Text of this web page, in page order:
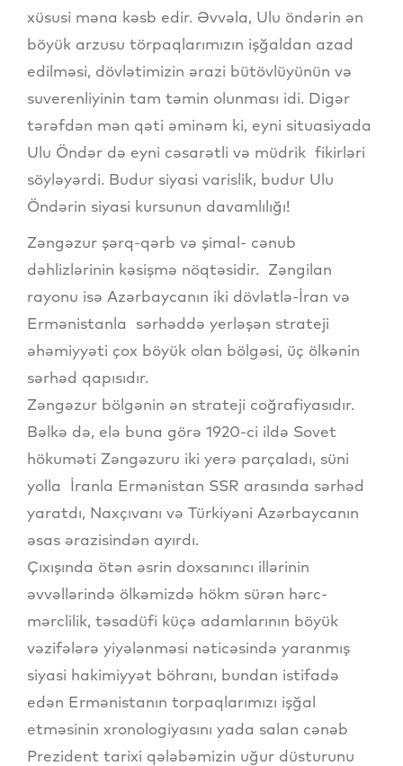
xüsusi məna kəsb edir. Əvvəla, Ulu öndərin ən
böyük arzusu törpaqlarımızın işğaldan azad
edilməsi, dövlətimizin ərazi bütövlüyünün və
suverenliyinin tam təmin olunması idi. Digər
tərəfdən mən qəti əminəm ki, eyni situasiyada
Ulu Öndər də eyni cəsarətli və müdrik fikirləri
söyləyərdi. Budur siyasi varislik, budur Ulu
Öndərin siyasi kursunun davamlılığı!
Zəngəzur şərq-qərb və şimal- cənub
dəhlizlərinin kəsişmə nöqtəsidir. Zəngilan
rayonu isə Azərbaycanın iki dövlətlə-İran və
Ermənistanla sərhəddə yerləşən strateji
əhəmiyyəti çox böyük olan bölgəsi, üç ölkənin
sərhəd qapısıdır.
Zəngəzur bölgənin ən strateji coğrafiyasıdır.
Bəlkə də, elə buna görə 1920-ci ildə Sovet
hökuməti Zəngəzuru iki yerə parçaladı, süni
yolla İranla Ermənistan SSR arasında sərhəd
yaratdı, Naxçıvanı və Türkiyəni Azərbaycanın
əsas ərazisindən ayırdı.
Çıxışında ötən əsrin doxsanıncı illərinin
əvvəllərində ölkəmizdə hökm sürən hərc-
mərclilik, təsadüfi küçə adamlarının böyük
vəzifələrə yiyələnməsi nəticəsində yaranmış
siyasi hakimiyyət böhranı, bundan istifadə
edən Ermənistanın torpaqlarımızı işğal
etməsinin xronologiyasını yada salan cənəb
Prezident tarixi qələbəmizin uğur düsturunu